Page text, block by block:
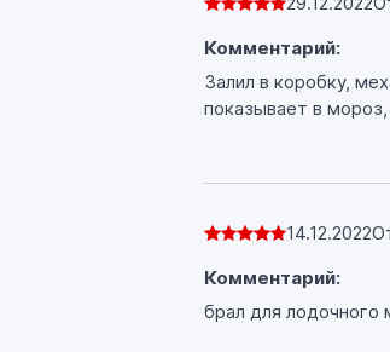
Комментарий:
Залил в коробку,
показывает в
14.12.2022
Комментарий:
брал для лодочного